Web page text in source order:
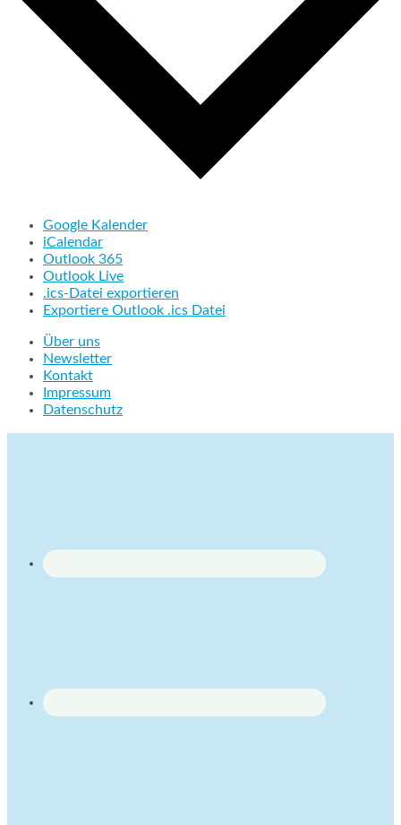
Google Kalender
iCalendar
Outlook 365
Outlook Live
.ics-Datei exportieren
Exportiere Outlook .ics Datei
Über uns
Newsletter
Kontakt
Impressum
Datenschutz